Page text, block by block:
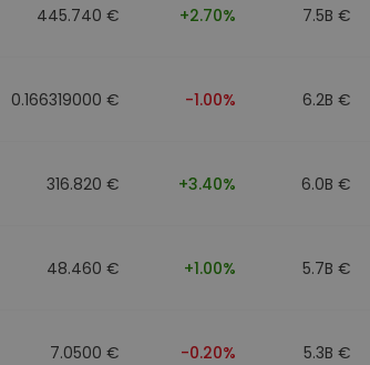
445.740 € +2.70% 7.5B €
0.166319000 € -1.00% 6.2B €
316.820 € +3.40% 6.0B €
48.460 € +1.00% 5.7B €
7.0500 € -0.20% 5.3B €